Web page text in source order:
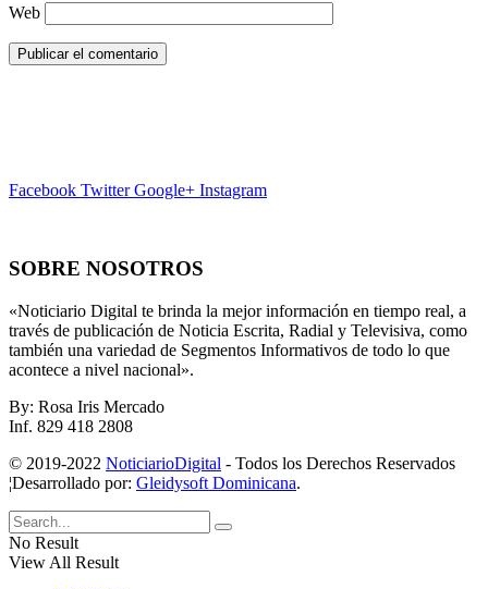
Web
Facebook Twitter Google+ Instagram
SOBRE NOSOTROS
«Noticiario Digital te brinda la mejor información en tiempo real, a
través de publicación de Noticia Escrita, Radial y Televisiva, como
también una variedad de Segmentos Informativos de todo lo que
acontece a nivel nacional».
By: Rosa Iris Mercado
Inf. 829 418 2808
© 2019-2022 NoticiarioDigital - Todos los Derechos Reservados
¦Desarrollado por: Gleidysoft Dominicana.
No Result
View All Result